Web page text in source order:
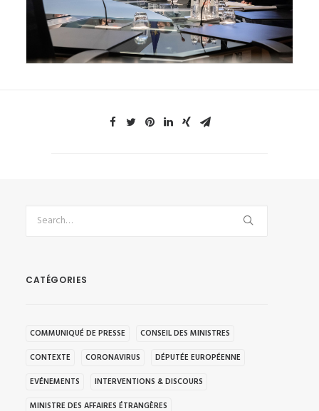
CATÉGORIES
COMMUNIQUÉ DE PRESSE
CONSEIL DES MINISTRES
CONTEXTE
CORONAVIRUS
DÉPUTÉE EUROPÉENNE
EVÉNEMENTS
INTERVENTIONS & DISCOURS
MINISTRE DES AFFAIRES ÉTRANGÈRES